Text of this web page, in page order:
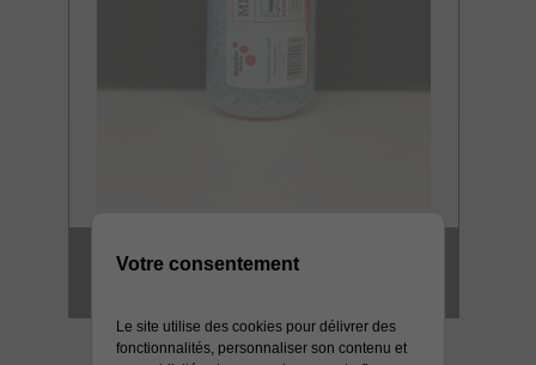
MANCHON GM
Votre consentement
Le site utilise des cookies pour délivrer des
fonctionnalités, personnaliser son contenu et